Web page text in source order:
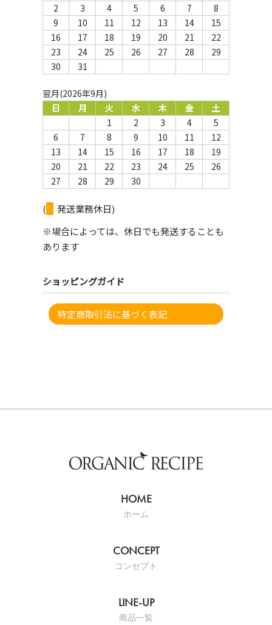
2
3 4 5 6 7
8
9
10 11 12 13 14
15
16
17 18 19 20 21
22
23
24 25 26 27 28
29
30
31
翌月(2026年9月)
日
月 火 水 木 金
土
1
2 3 4
5
6
7 8 9 10 11
12
13
14 15 16 17 18
19
20
21 22 23 24 25
26
27
28 29 30
(
発送業務休日)
※場合によっては、休日でも発送することも
あります
ショッピングガイド
特定商取引法に基づく表記
ホーム
コンセプト
商品一覧